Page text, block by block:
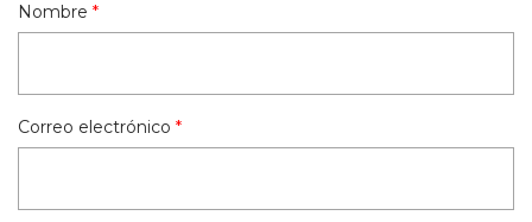
Nombre *
Correo electrónico *